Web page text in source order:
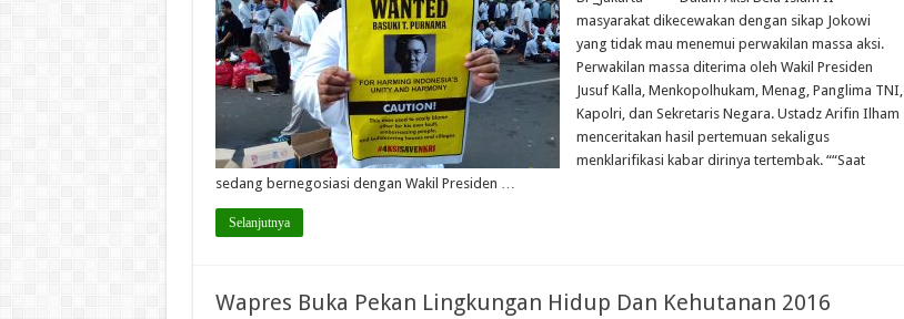
masyarakat dikecewakan dengan sikap Jokowi
yang tidak mau menemui perwakilan massa aksi.
Perwakilan massa diterima oleh Wakil Presiden
Jusuf Kalla, Menkopolhukam, Menag, Panglima TNI,
Kapolri, dan Sekretaris Negara. Ustadz Arifin Ilham
menceritakan hasil pertemuan sekaligus
menklarifikasi kabar dirinya tertembak. ““Saat
sedang bernegosiasi dengan Wakil Presiden …
Selanjutnya
Wapres Buka Pekan Lingkungan Hidup Dan Kehutanan 2016